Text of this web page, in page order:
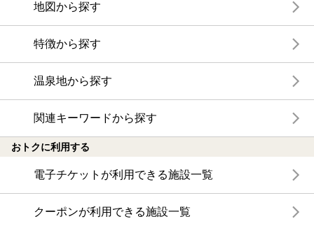
地図から探す
特徴から探す
温泉地から探す
関連キーワードから探す
おトクに利用する
電子チケットが利用できる施設一覧
クーポンが利用できる施設一覧